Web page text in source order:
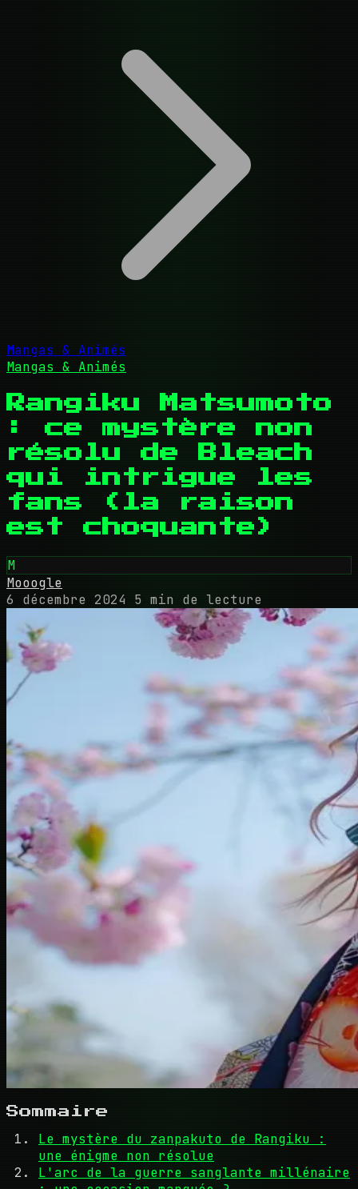
Mangas & Animés
Mangas & Animés
Rangiku Matsumoto
: ce mystère non
résolu de Bleach
qui intrigue les
fans (la raison
est choquante)
M
Mooogle
6 décembre 2024
5 min de lecture
Sommaire
Le mystère du zanpakuto de Rangiku :
une énigme non résolue
L'arc de la guerre sanglante millénaire